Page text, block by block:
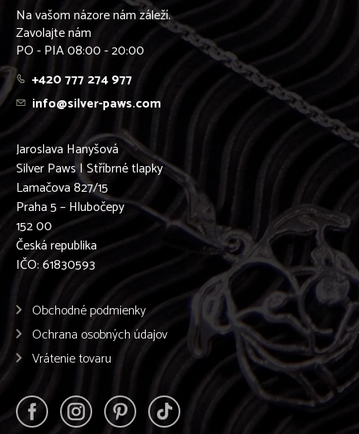
Na vašom názore nám záleží.
Zavolajte nám
PO - PIA 08:00 - 20:00
+420 777 274 977
info@silver-paws.com
Jaroslava Hanyšová
Silver Paws | Stříbrné tlapky
Lamačova 827/15
Praha 5 – Hlubočepy
152 00
Česká republika
IČO: 61830593
Obchodné podmienky
Ochrana osobných údajov
Vrátenie tovaru